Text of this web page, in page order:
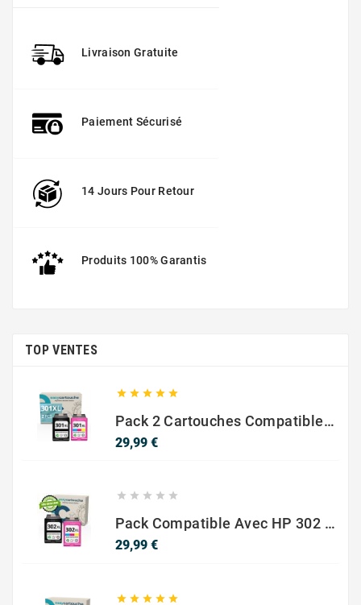
Livraison Gratuite
Paiement Sécurisé
14 Jours Pour Retour
Produits 100% Garantis
TOP VENTES
    
Pack 2 Cartouches Compatible Avec HP 301 XL Noir Et Couleur
29,99 €Prix
    
Pack Compatible Avec HP 302 XL Noir Et Couleur - SANS NIVEAU ENCRE
29,99 €Prix
    